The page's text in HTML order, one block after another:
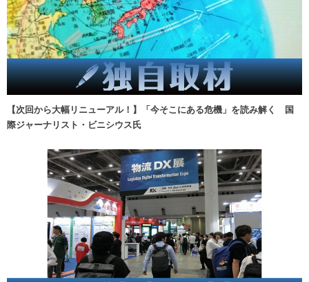
【次回から大幅リニューアル！】「今そこにある危機」を読み解く 国
際ジャーナリスト・ビニシウス氏